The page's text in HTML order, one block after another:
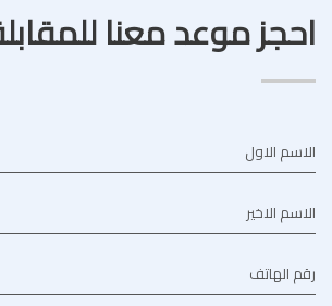
احجز موعد معنا
الاسم الاول
الاسم الاخير
رقم الهاتف